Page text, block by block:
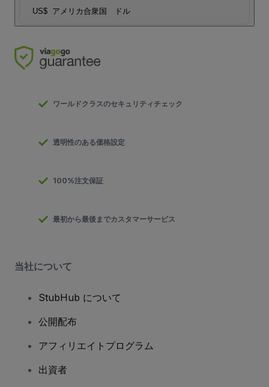
US$ アメリカ合衆国 ドル
ワールドクラスのセキュリティチェック
透明性のある価格設定
100%注文保証
最初から最後までカスタマーサービス
当社について
StubHub について
公開配布
アフィリエイトプログラム
出資者